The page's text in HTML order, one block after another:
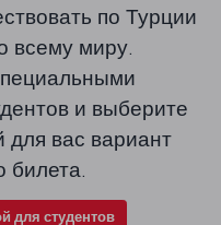
по Турции
всему миру.
и выберите
вас вариант
билета.
для студентов